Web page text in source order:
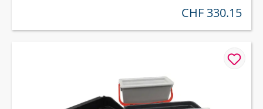
regulärer preis:
CHF 330.15